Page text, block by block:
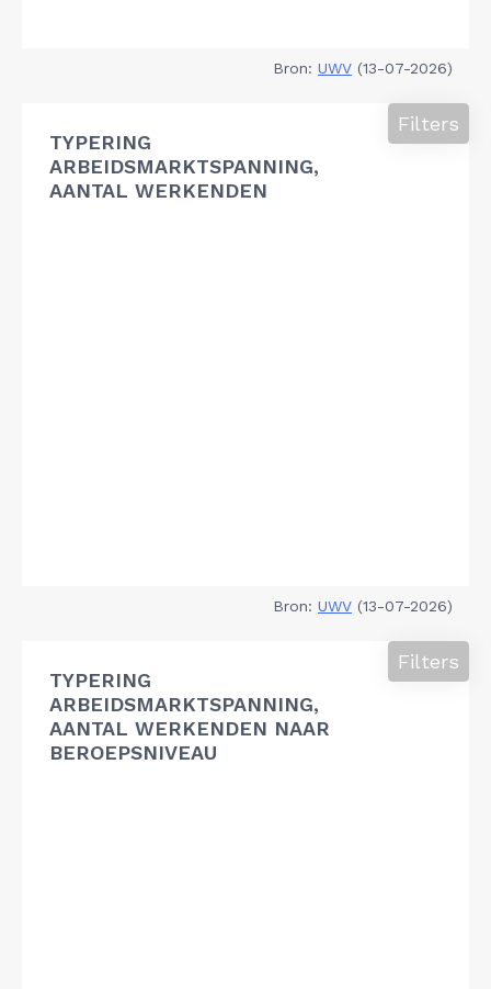
Bron: UWV (13-07-2026)
TYPERING
ARBEIDSMARKTSPANNING,
AANTAL WERKENDEN
Filters
Bron: UWV (13-07-2026)
TYPERING
ARBEIDSMARKTSPANNING,
AANTAL WERKENDEN NAAR
BEROEPSNIVEAU
Filters